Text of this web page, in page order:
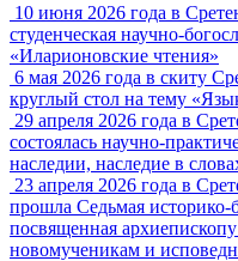
10 июня 2026 года в
студенческая научно-
«Иларионовские чтения»
6 мая 2026 года в скиту
круглый стол на тему
29 апреля 2026 года в
состоялась научно-
наследии, наследие в
23 апреля 2026 года в
прошла Седьмая историко-
посвященная
новомученикам и